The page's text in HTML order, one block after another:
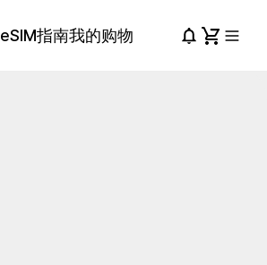
eSIM指南我的购物